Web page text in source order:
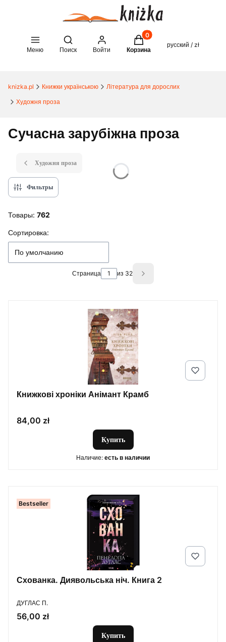
Меню
Open search engine
Поиск Войти
Товары в корзине: 0.
Корзина
русский / zł
knizka.pl Книжки українською
Література для дорослих
Художня проза
Сучасна зарубіжна проза
Художня проза
Фильтры
Товары: 762
Список товаров
Сортировка:
По умолчанию
Страница из 32 Next products
Книжкові хроніки Анімант Крамб
Цена
84,00 zł
Купить
Наличие: есть в наличии
Bestseller
Схованка. Диявольська ніч. Книга 2
ПРОИЗВОДИТЕЛЬ
ДУГЛАС П.
Цена
56,00 zł
Купить